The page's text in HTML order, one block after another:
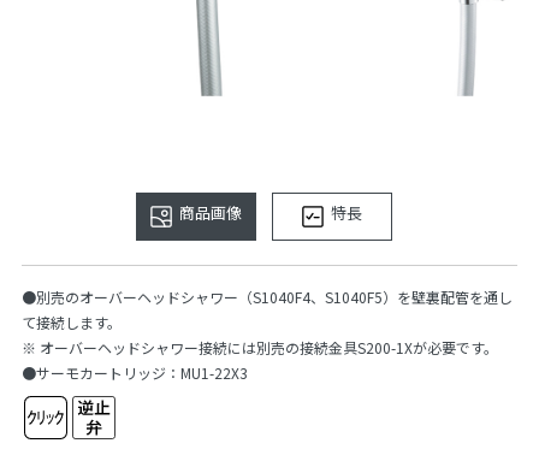
商品画像 特長
●別売のオーバーヘッドシャワー（S1040F4、S1040F5）を壁裏配管を通し
て接続します。
※ オーバーヘッドシャワー接続には別売の接続金具S200-1Xが必要です。
●サーモカートリッジ：MU1-22X3